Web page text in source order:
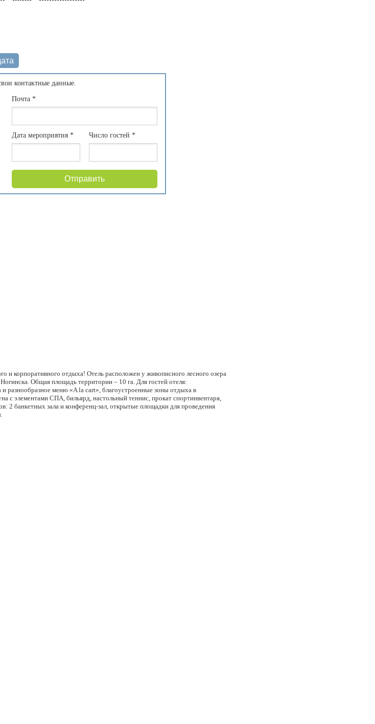
контактные данные.
Почта*
Дата мероприятия* Число гостей*
Отправить
и корпоративного отдыха! Отель расположен у живописного лесного озера
Общая площадь территории – 10 га. Для гостей отеля:
разнообразное меню «A la cart», благоустроенные зоны отдыха в
с элементами СПА, бильярд, настольный теннис, прокат спортинвентаря,
2 банкетных зала и конференц-зал, открытые площадки для проведения